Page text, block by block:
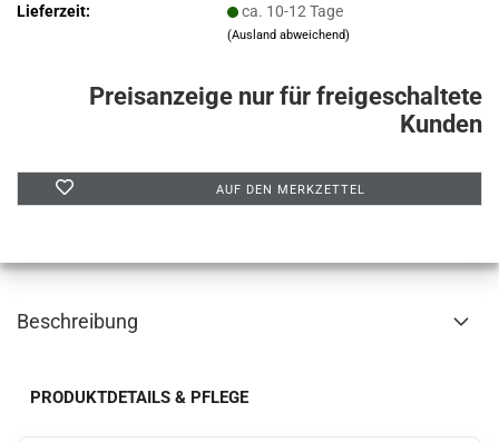
Lieferzeit:
ca. 10-12 Tage
(Ausland abweichend)
Preisanzeige nur für freigeschaltete
Kunden
AUF DEN MERKZETTEL
Beschreibung
PRODUKTDETAILS & PFLEGE